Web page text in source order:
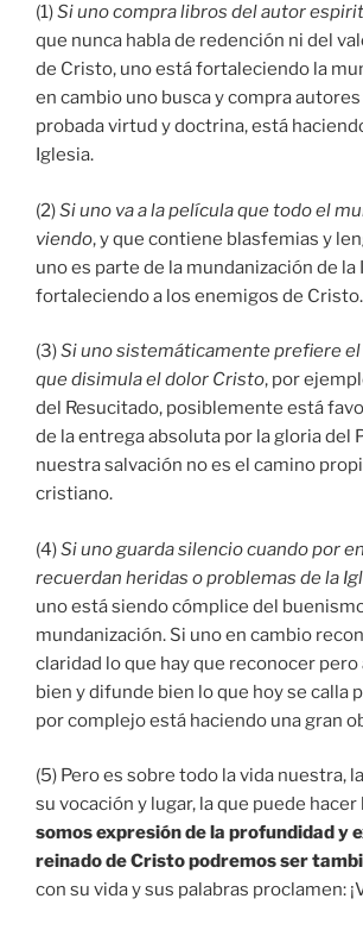
(1)Si uno compra libros del autor
que nunca habla de redención ni del
de Cristo, uno está fortaleciendo la
en cambio uno busca y compra
probada virtud y doctrina, está
Iglesia.
(2)Si uno va a la película que todo el
viendo, y que contiene blasfemias y
uno es parte de la mundanización de la
fortaleciendo a los enemigos de Cristo.
(3)Si uno sistemáticamente prefiere
que disimula el dolor Cristo, por
del Resucitado, posiblemente está
de la entrega absoluta por la gloria del
nuestra salvación no es el camino
cristiano.
(4)Si uno guarda silencio cuando por
recuerdan heridas o problemas de la
uno está siendo cómplice del
mundanización. Si uno en cambio
claridad lo que hay que reconocer pero
bien y difunde bien lo que hoy se calla
por complejo está haciendo una gran
(5) Pero es sobre todo la vida nuestra,
su vocación y lugar, la que puede
somos expresión de la profundidad y
reinado de Cristo podremos ser
con su vida y sus palabras proclamen: